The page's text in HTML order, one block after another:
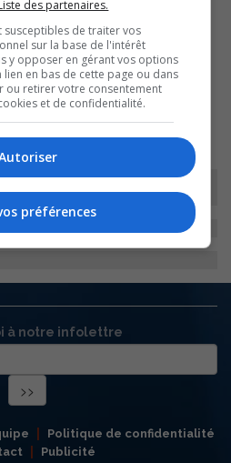
à notre infolettre
Politique de confidentialité
Publicité
des partenaires.
susceptibles de traiter vos
sur la base de l'intérêt
y opposer en gérant vos options
lien en bas de cette page ou dans
ou retirer votre consentement
et de confidentialité.
préférences